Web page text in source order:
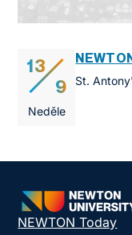
13
9
Neděle
St.
NEWTON Today